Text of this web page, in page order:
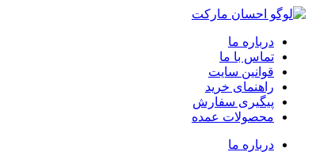
درباره ما
تماس با ما
قوانین سایت
راهنمای خرید
پیگیری سفارش
محصولات عمده
درباره ما